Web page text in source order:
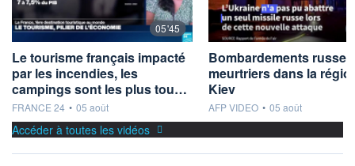
05'45
Le tourisme français impacté
par les incendies, les
campings sont les plus tou…
information fournie par
FRANCE 24 • 05 août
Bombardements russes
meurtriers dans la
Kiev
information fournie par
AFP VIDEO • 05 août
Accéder à toutes les vidéos